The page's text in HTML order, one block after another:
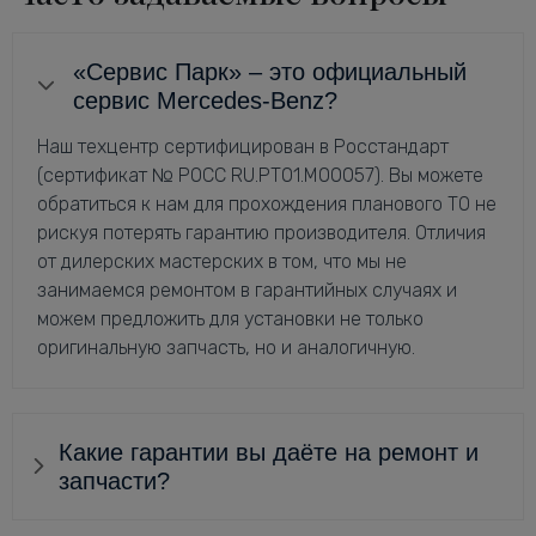
«Сервис Парк» – это официальный
сервис Mercedes-Benz?
Наш техцентр сертифицирован в Росстандарт
(сертификат № РОСС RU.РТ01.М00057). Вы можете
обратиться к нам для прохождения планового ТО не
рискуя потерять гарантию производителя. Отличия
от дилерских мастерских в том, что мы не
занимаемся ремонтом в гарантийных случаях и
можем предложить для установки не только
оригинальную запчасть, но и аналогичную.
Какие гарантии вы даёте на ремонт и
запчасти?